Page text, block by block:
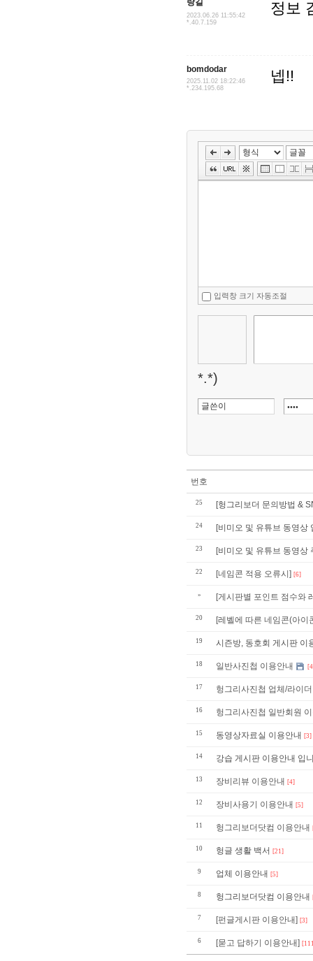
랑길
2023.06.26 11:55:42
*.40.7.159
정보
bomdodar
2025.11.02 18:22:46
*.234.195.68
넵!!
입력창 크기 자동조절
*.*)
번호
25 [헝그리보더 문의방법 &
24 [비미오 및 유튜브 동영상
23 [비미오 및 유튜브 동영상
22 [네임콘 적용 오류시] [6]
» [게시판별 포인트 점수와
20 [레벨에 따른 네임콘(아이
19 시즌방, 동호회 게시판 이
18 일반사진첩 이용안내
17 헝그리사진첩 업체/라이
16 헝그리사진첩 일반회원
15 동영상자료실 이용안내 [3]
14 강습 게시판 이용안내 입
13 장비리뷰 이용안내 [4]
12 장비사용기 이용안내 [5]
11 헝그리보더닷컴 이용안내
10 헝글 생활 백서 [21]
9 업체 이용안내 [5]
8 헝그리보더닷컴 이용안내
7 [펀글게시판 이용안내] [3]
6 [묻고 답하기 이용안내]